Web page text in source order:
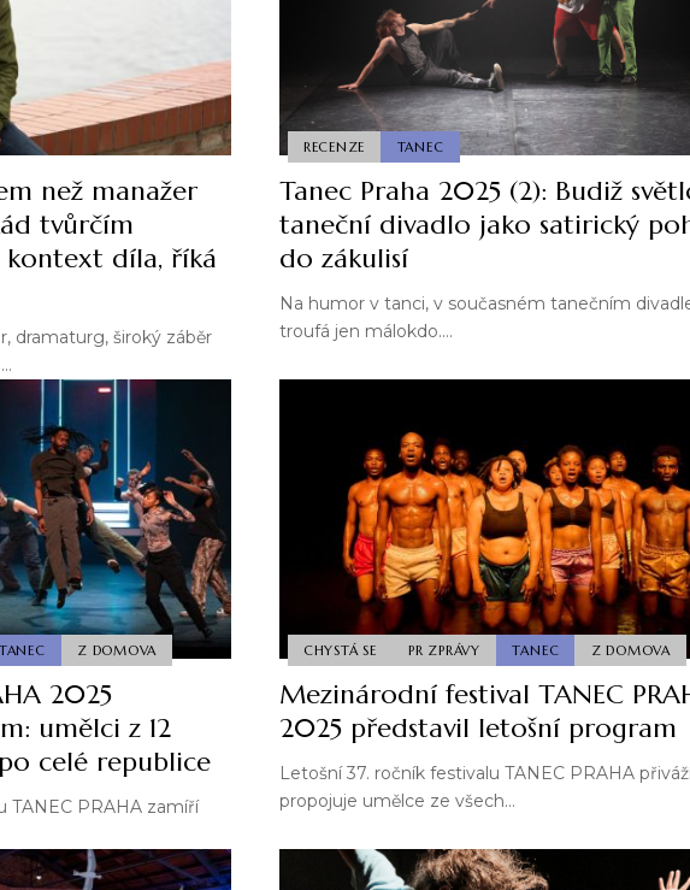
než manažer
tvůrčím
kontext díla, říká
dramaturg, široký záběr
RECENZE TANEC
Tanec Praha 2025 (2): Budiž
taneční divadlo jako satirický
do zákulisí
Na humor v tanci, v současném tanečním
troufá jen málokdo.…
TANEC Z DOMOVA
2025
umělci z 12
celé republice
TANEC PRAHA zamíří
CHYSTÁ SE PR ZPRÁVY TANEC Z DOMOVA
Mezinárodní festival TANEC
2025 představil letošní program
Letošní 37. ročník festivalu TANEC PRAHA
propojuje umělce ze všech…